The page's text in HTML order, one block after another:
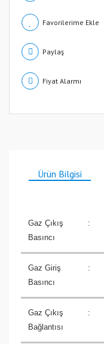
Paylaş
Fiyat Alarmı
Ürün Bilgisi
Gaz Çıkış
Basıncı
:
Gaz Giriş
Basıncı
:
Gaz Çıkış
Bağlantısı
: